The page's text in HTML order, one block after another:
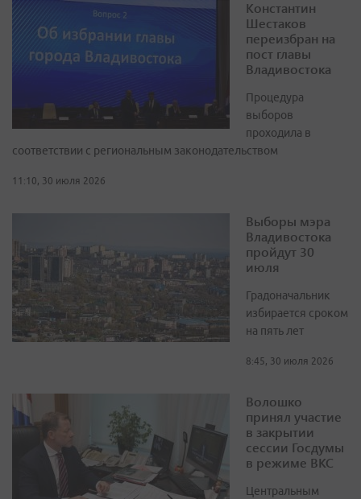
Константин
Шестаков
переизбран на
пост главы
Владивостока
Процедура
выборов
проходила в
соответствии с региональным законодательством
11:10, 30 июля 2026
Выборы мэра
Владивостока
пройдут 30
июля
Градоначальник
избирается сроком
на пять лет
8:45, 30 июля 2026
Волошко
принял участие
в закрытии
сессии Госдумы
в режиме ВКС
Центральным